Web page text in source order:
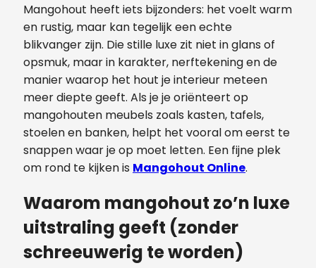
Mangohout heeft iets bijzonders: het voelt warm
en rustig, maar kan tegelijk een echte
blikvanger zijn. Die stille luxe zit niet in glans of
opsmuk, maar in karakter, nerftekening en de
manier waarop het hout je interieur meteen
meer diepte geeft. Als je je oriënteert op
mangohouten meubels zoals kasten, tafels,
stoelen en banken, helpt het vooral om eerst te
snappen waar je op moet letten. Een fijne plek
om rond te kijken is Mangohout Online.
Waarom mangohout zo’n luxe
uitstraling geeft (zonder
schreeuwerig te worden)